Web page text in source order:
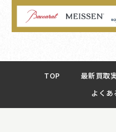
TOP 最新買取
よくあ